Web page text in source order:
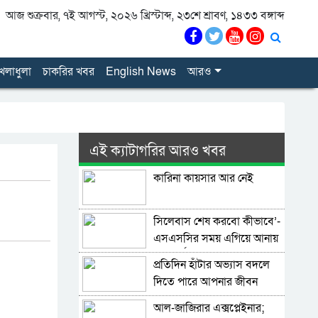
আজ শুক্রবার, ৭ই আগস্ট, ২০২৬ খ্রিস্টাব্দ, ২৩শে শ্রাবণ, ১৪৩৩ বঙ্গাব্দ
চাকরির খবর English News আরও
এই ক্যাটাগরির আরও খবর
কারিনা কায়সার আর নেই
সিলেবাস শেষ করবো কীভাবে’-
এসএসসির সময় এগিয়ে আনায়
শিক্ষার্থীদের উদ্বেগ
প্রতিদিন হাঁটার অভ্যাস বদলে
দিতে পারে আপনার জীবন
আল-জাজিরার এক্সপ্লেইনার;